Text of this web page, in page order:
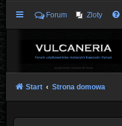
Forum Zloty
Start Strona domowa